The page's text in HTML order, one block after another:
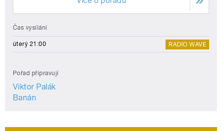
Čas vysílání
úterý 21:00 RADIO WAVE
Pořad připravují
Viktor Palák
Banán